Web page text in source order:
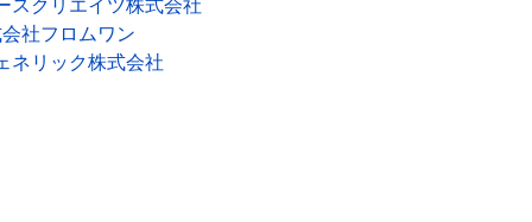
社フロムワン
ネリック株式会社